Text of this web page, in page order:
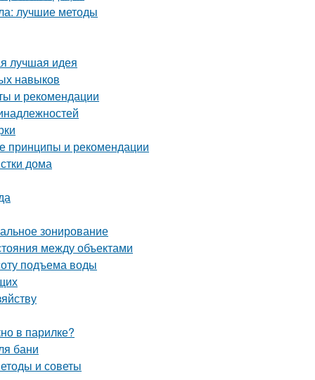
лучшие методы
лучшая идея
навыков
и рекомендации
принципы и рекомендации
дома
зонирование
между объектами
подъема воды
в парилке?
бани
и советы